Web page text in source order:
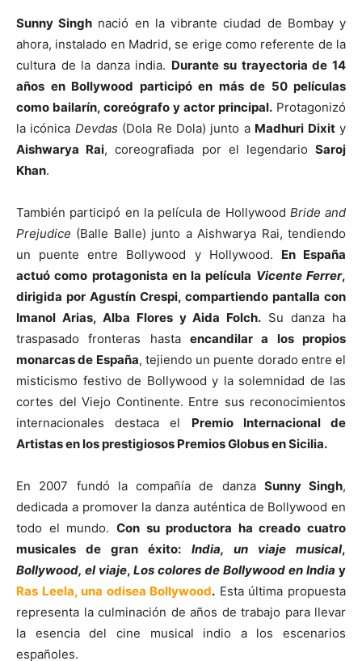
Sunny Singh nació en la vibrante ciudad de Bombay y
ahora, instalado en Madrid, se erige como referente de la
cultura de la danza india. Durante su trayectoria de 14
años en Bollywood participó en más de 50 películas
como bailarín, coreógrafo y actor principal. Protagonizó
la icónica Devdas (Dola Re Dola) junto a Madhuri Dixity
Aishwarya Rai, coreografiada por el legendarioSaroj
Khan.
También participó en la película de Hollywood Bride and
Prejudice (Balle Balle) junto a Aishwarya Rai, tendiendo
un puente entre Bollywood y Hollywood. En España
actuó como protagonista en la película Vicente Ferrer,
dirigida por Agustín Crespi, compartiendo pantalla con
Imanol Arias, Alba Flores y Aida Folch. Su danza ha
traspasado fronteras hasta encandilar a los propios
monarcas de España, tejiendo un puente dorado entre el
misticismo festivo de Bollywood y la solemnidad de las
cortes del Viejo Continente. Entre sus reconocimientos
internacionales destaca el Premio Internacional de
Artistas en los prestigiosos Premios Globus en Sicilia.
En 2007 fundó la compañía de danza Sunny Singh,
dedicada a promover la danza auténtica de Bollywood en
todo el mundo. Con su productora ha creado cuatro
musicales de gran éxito: India, un viaje musical,
Bollywood, el viaje, Los colores de Bollywood en India y
Ras Leela, una odisea Bollywood. Esta última propuesta
representa la culminación de años de trabajo para llevar
la esencia del cine musical indio a los escenarios
españoles.